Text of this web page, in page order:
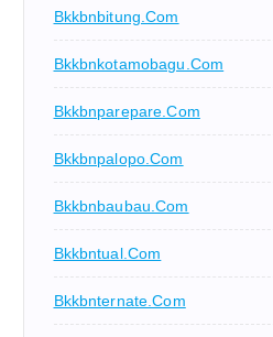
Bkkbnbitung.com
Bkkbnkotamobagu.com
Bkkbnparepare.com
Bkkbnpalopo.com
Bkkbnbaubau.com
Bkkbntual.com
Bkkbnternate.com